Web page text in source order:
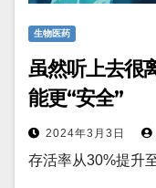
生物医药
虽然听上去很
能更“安全”
2024年3月3日
存活率从30%提升